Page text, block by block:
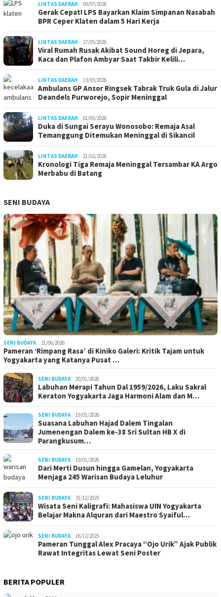
LINTAS DAERAH 09/07/2026
Gerak Cepat! LPS Bayarkan Klaim Simpanan Nasabah
BPR Ceper Klaten dalam 5 Hari Kerja
LINTAS DAERAH 27/05/2026
Viral Rumah Rusak Akibat Sound Horeg di Jepara,
Kaca dan Plafon Ambyar Saat Takbir Kelili…
LINTAS DAERAH 13/05/2026
Ambulans GP Ansor Ringsek Tabrak Truk Gula di Jalur
Deandels Purworejo, Sopir Meninggal
LINTAS DAERAH 01/05/2026
Duka di Sungai Serayu Wonosobo: Remaja Asal
Temanggung Ditemukan Meninggal di Sikancil
LINTAS DAERAH 21/02/2026
Kronologi Tiga Remaja Meninggal Tersambar KA Argo
Merbabu di Batang
SENI BUDAYA
SENI BUDAYA 21/06/2026
Pameran ‘Rimpang Rasa’ di Kiniko Galeri: Kritik Tajam untuk
Yogyakarta yang Katanya Pusat …
SENI BUDAYA 20/01/2026
Labuhan Merapi Tahun Dal 1959/2026, Laku Sakral
Keraton Yogyakarta Jaga Harmoni Alam dan M…
SENI BUDAYA 19/01/2026
Suasana Labuhan Hajad Dalem Tingalan
Jumenengan Dalem ke-38 Sri Sultan HB X di
Parangkusum…
SENI BUDAYA 19/01/2026
Dari Merti Dusun hingga Gamelan, Yogyakarta
Menjaga 245 Warisan Budaya Leluhur
SENI BUDAYA 31/12/2025
Wisata Seni Kaligrafi: Mahasiswa UIN Yogyakarta
Belajar Makna Alquran dari Maestro Syaiful…
SENI BUDAYA 16/12/2025
Pameran Tunggal Alex Pracaya “Ojo Urik” Ajak Publik
Rawat Integritas Lewat Seni Poster
BERITA POPULER